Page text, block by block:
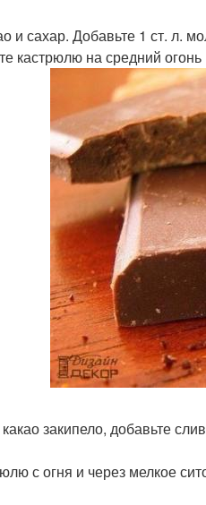
и сахар. Добавьте 1 ст. л.
кастрюлю на средний
какао закипело, добавьте
с огня и через мелкое